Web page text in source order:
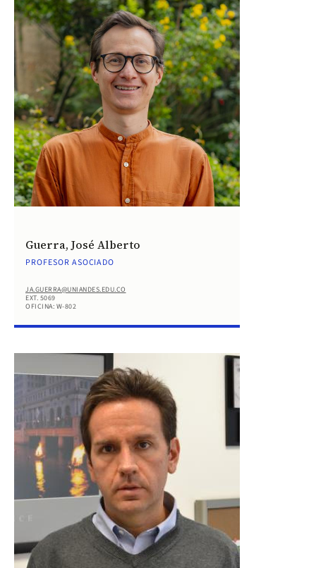
Guerra, José Alberto
PROFESOR ASOCIADO
JA.GUERRA@UNIANDES.EDU.CO
EXT. 5069
OFICINA: W-802